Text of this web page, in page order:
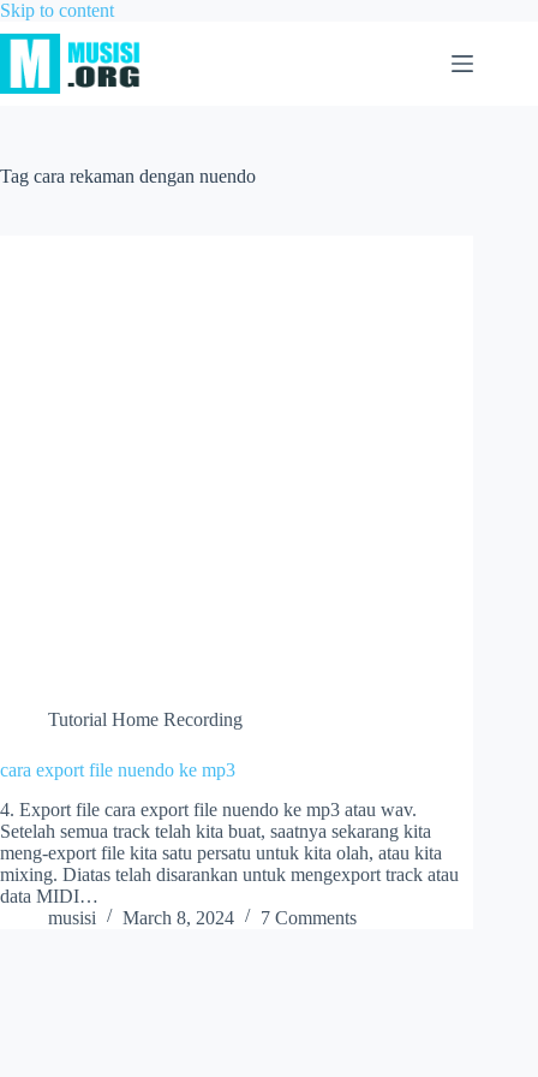
Skip to content
Tag cara rekaman dengan nuendo
Tutorial Home Recording
cara export file nuendo ke mp3
4. Export file cara export file nuendo ke mp3 atau wav.
Setelah semua track telah kita buat, saatnya sekarang kita
meng-export file kita satu persatu untuk kita olah, atau kita
mixing. Diatas telah disarankan untuk mengexport track atau
data MIDI…
musisi
March 8, 2024 7 Comments